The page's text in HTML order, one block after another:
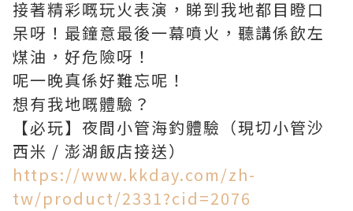
接著精彩嘅玩火表演，睇到我地都目瞪口
呆呀！最鐘意最後一幕噴火，聽講係飲左
煤油，好危險呀！
呢一晚真係好難忘呢！
想有我地嘅體驗？
【必玩】夜間小管海釣體驗（現切小管沙
西米 / 澎湖飯店接送）
https://www.kkday.com/zh-
tw/product/2331?cid=2076